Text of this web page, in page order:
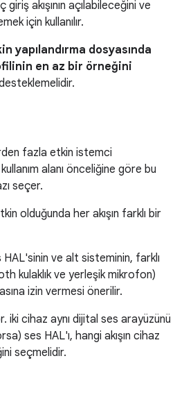
akışının açılabileceğini ve
için kullanılır.
yapılandırma dosyasında
en az bir örneğini
fazla etkin istemci
alanı önceliğine göre bu
seçer.
olduğunda her akışın farklı bir
ve alt sisteminin, farklı
kulaklık ve yerleşik mikrofon)
izin vermesi önerilir.
iki cihaz aynı dijital ses arayüzünü
ses HAL'ı, hangi akışın cihaz
seçmelidir.